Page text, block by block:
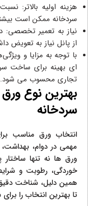
هزینه اولیه بالاتر:
سردخانه ممکن است
نیاز به تعمیر
از پانل نیاز به تعویض
با توجه به مزایا و
ای بهینه برای ساخت
تجاری محسوب می‌ شود.
بهترین نوع
سردخانه
انتخاب ورق مناسب
مهمی در دوام، بهداشت،
ورق‌ ها نه تنها ساختار
خوردگی، رطوبت و
همین دلیل، شناخت
تا بهترین انتخاب را